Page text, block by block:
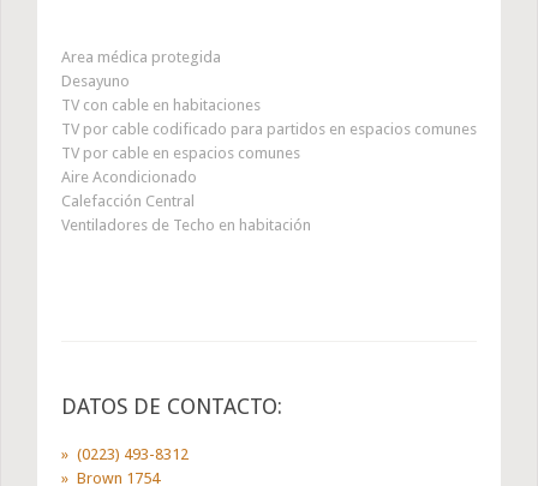
Area médica protegida
Desayuno
TV con cable en habitaciones
TV por cable codificado para partidos en espacios comunes
TV por cable en espacios comunes
Aire Acondicionado
Calefacción Central
Ventiladores de Techo en habitación
DATOS DE CONTACTO:
(0223) 493-8312
Brown 1754